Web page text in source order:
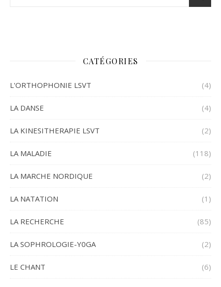
CATÉGORIES
L'ORTHOPHONIE LSVT (4)
LA DANSE (4)
LA KINESITHERAPIE LSVT (2)
LA MALADIE (118)
LA MARCHE NORDIQUE (2)
LA NATATION (1)
LA RECHERCHE (85)
LA SOPHROLOGIE-Y0GA (2)
LE CHANT (6)